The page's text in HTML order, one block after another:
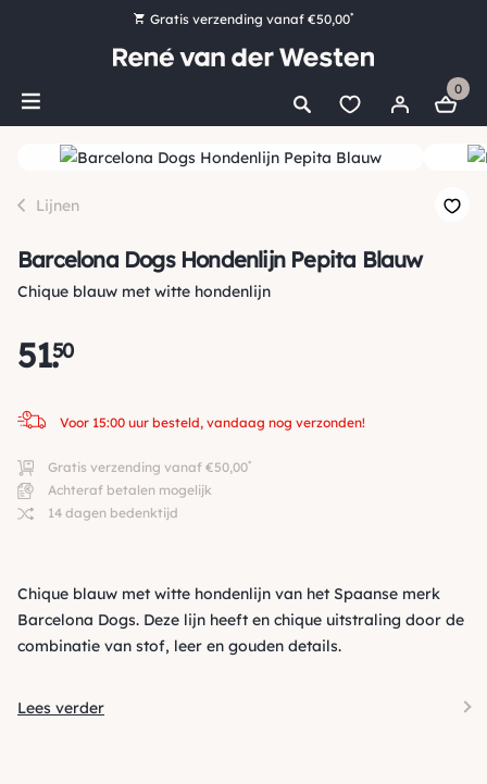
Gratis verzending vanaf €50,00*
Bestel nu, betaal later met Klarna
Ruim 16.000 artikelen op voorraad
0
Lijnen
Barcelona Dogs Hondenlijn Pepita Blauw
Chique blauw met witte hondenlijn
51.
50
Voor 15:00 uur besteld, vandaag nog verzonden!
Gratis verzending vanaf €50,00*
Achteraf betalen mogelijk
14 dagen bedenktijd
Chique blauw met witte hondenlijn van het Spaanse merk
Barcelona Dogs. Deze lijn heeft en chique uitstraling door de
combinatie van stof, leer en gouden details.
Lees verder